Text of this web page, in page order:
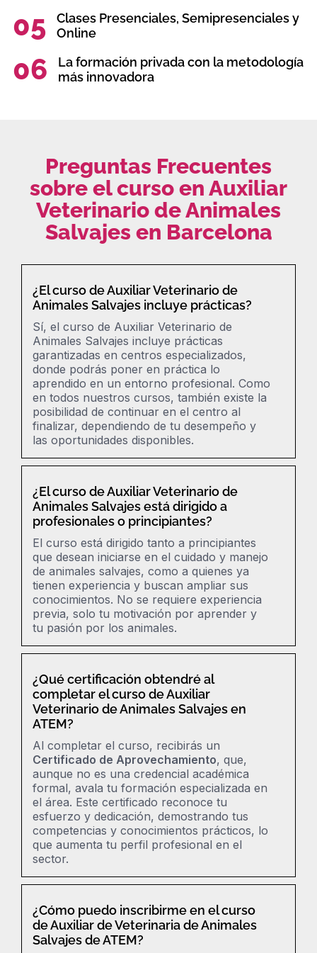
05
Clases Presenciales, Semipresenciales y
Online
06
La formación privada con la metodología
más innovadora
Preguntas Frecuentes
sobre el curso en Auxiliar
Veterinario de Animales
Salvajes en Barcelona
¿El curso de Auxiliar Veterinario de
Animales Salvajes incluye prácticas?
Sí, el curso de Auxiliar Veterinario de
Animales Salvajes incluye prácticas
garantizadas en centros especializados,
donde podrás poner en práctica lo
aprendido en un entorno profesional. Como
en todos nuestros cursos, también existe la
posibilidad de continuar en el centro al
finalizar, dependiendo de tu desempeño y
las oportunidades disponibles.
¿El curso de Auxiliar Veterinario de
Animales Salvajes está dirigido a
profesionales o principiantes?
El curso está dirigido tanto a principiantes
que desean iniciarse en el cuidado y manejo
de animales salvajes, como a quienes ya
tienen experiencia y buscan ampliar sus
conocimientos. No se requiere experiencia
previa, solo tu motivación por aprender y
tu pasión por los animales.
¿Qué certificación obtendré al
completar el curso de Auxiliar
Veterinario de Animales Salvajes en
ATEM?
Al completar el curso, recibirás un
Certificado de Aprovechamiento, que,
aunque no es una credencial académica
formal, avala tu formación especializada en
el área. Este certificado reconoce tu
esfuerzo y dedicación, demostrando tus
competencias y conocimientos prácticos, lo
que aumenta tu perfil profesional en el
sector.
¿Cómo puedo inscribirme en el curso
de Auxiliar de Veterinaria de Animales
Salvajes de ATEM?